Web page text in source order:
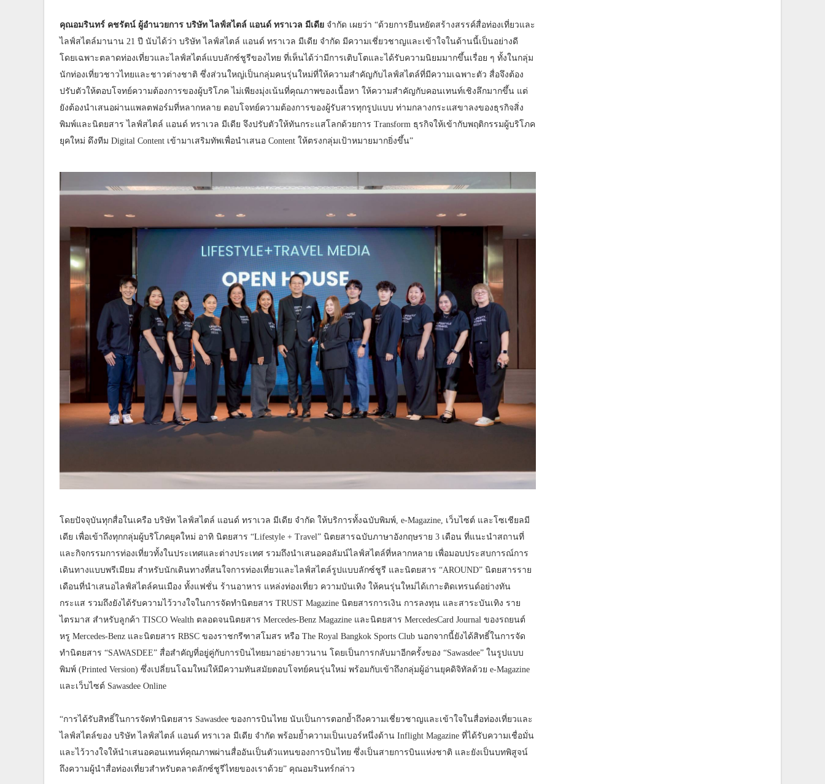
คุณอมรินทร์ คชรัตน์ ผู้อำนวยการ บริษัท ไลฟ์สไตล์ แอนด์ ทราเวล มีเดีย จำกัด เผยว่า “ด้วยการยืนหยัดสร้างสรรค์สื่อท่องเที่ยวและ
ไลฟ์สไตล์มานาน 21 ปี นับได้ว่า บริษัท ไลฟ์สไตล์ แอนด์ ทราเวล มีเดีย จำกัด มีความเชี่ยวชาญและเข้าใจในด้านนี้เป็นอย่างดี
โดยเฉพาะตลาดท่องเที่ยวและไลฟ์สไตล์แบบลักซ์ชูรีของไทย ที่เห็นได้ว่ามีการเติบโตและได้รับความนิยมมากขึ้นเรื่อย ๆ ทั้งในกลุ่ม
นักท่องเที่ยวชาวไทยและชาวต่างชาติ ซึ่งส่วนใหญ่เป็นกลุ่มคนรุ่นใหม่ที่ให้ความสำคัญกับไลฟ์สไตล์ที่มีความเฉพาะตัว สื่อจึงต้อง
ปรับตัวให้ตอบโจทย์ความต้องการของผู้บริโภค ไม่เพียงมุ่งเน้นที่คุณภาพของเนื้อหา ให้ความสำคัญกับคอนเทนท์เชิงลึกมากขึ้น แต่
ยังต้องนำเสนอผ่านแพลตฟอร์มที่หลากหลาย ตอบโจทย์ความต้องการของผู้รับสารทุกรูปแบบ ท่ามกลางกระแสขาลงของธุรกิจสิ่ง
พิมพ์และนิตยสาร ไลฟ์สไตล์ แอนด์ ทราเวล มีเดีย จึงปรับตัวให้ทันกระแสโลกด้วยการ Transform ธุรกิจให้เข้ากับพฤติกรรมผู้บริโภค
ยุคใหม่ ดึงทีม Digital Content เข้ามาเสริมทัพเพื่อนำเสนอ Content ให้ตรงกลุ่มเป้าหมายมากยิ่งขึ้น”
โดยปัจจุบันทุกสื่อในเครือ บริษัท ไลฟ์สไตล์ แอนด์ ทราเวล มีเดีย จำกัด ให้บริการทั้งฉบับพิมพ์, e-Magazine, เว็บไซต์ และโซเชียลมี
เดีย เพื่อเข้าถึงทุกกลุ่มผู้บริโภคยุคใหม่ อาทิ นิตยสาร “Lifestyle + Travel” นิตยสารฉบับภาษาอังกฤษราย 3 เดือน ที่แนะนำสถานที่
และกิจกรรมการท่องเที่ยวทั้งในประเทศและต่างประเทศ รวมถึงนำเสนอคอลัมน์ไลฟ์สไตล์ที่หลากหลาย เพื่อมอบประสบการณ์การ
เดินทางแบบพรีเมียม สำหรับนักเดินทางที่สนใจการท่องเที่ยวและไลฟ์สไตล์รูปแบบลักซ์ชูรี และนิตยสาร “AROUND” นิตยสารราย
เดือนที่นำเสนอไลฟ์สไตล์คนเมือง ทั้งแฟชั่น ร้านอาหาร แหล่งท่องเที่ยว ความบันเทิง ให้คนรุ่นใหม่ได้เกาะติดเทรนด์อย่างทัน
กระแส รวมถึงยังได้รับความไว้วางใจในการจัดทำนิตยสาร TRUST Magazine นิตยสารการเงิน การลงทุน และสาระบันเทิง ราย
ไตรมาส สำหรับลูกค้า TISCO Wealth ตลอดจนนิตยสาร Mercedes-Benz Magazine และนิตยสาร MercedesCard Journal ของรถยนต์
หรู Mercedes-Benz และนิตยสาร RBSC ของราชกรีฑาสโมสร หรือ The Royal Bangkok Sports Club นอกจากนี้ยังได้สิทธิ์ในการจัด
ทำนิตยสาร “SAWASDEE” สื่อสำคัญที่อยู่คู่กับการบินไทยมาอย่างยาวนาน โดยเป็นการกลับมาอีกครั้งของ “Sawasdee” ในรูปแบบ
พิมพ์ (Printed Version) ซึ่งเปลี่ยนโฉมใหม่ให้มีความทันสมัยตอบโจทย์คนรุ่นใหม่ พร้อมกับเข้าถึงกลุ่มผู้อ่านยุคดิจิทัลด้วย e-Magazine
และเว็บไซต์ Sawasdee Online
“การได้รับสิทธิ์ในการจัดทำนิตยสาร Sawasdee ของการบินไทย นับเป็นการตอกย้ำถึงความเชี่ยวชาญและเข้าใจในสื่อท่องเที่ยวและ
ไลฟ์สไตล์ของ บริษัท ไลฟ์สไตล์ แอนด์ ทราเวล มีเดีย จำกัด พร้อมย้ำความเป็นเบอร์หนึ่งด้าน Inflight Magazine ที่ได้รับความเชื่อมั่น
และไว้วางใจให้นำเสนอคอนเทนท์คุณภาพผ่านสื่ออันเป็นตัวแทนของการบินไทย ซึ่งเป็นสายการบินแห่งชาติ และยังเป็นบทพิสูจน์
ถึงความผู้นำสื่อท่องเที่ยวสำหรับตลาดลักซ์ชูรีไทยของเราด้วย” คุณอมรินทร์กล่าว